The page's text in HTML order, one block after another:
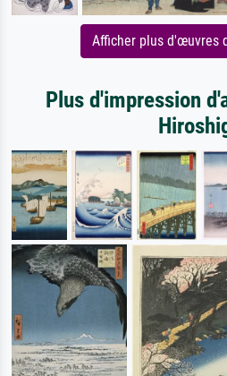
Afficher plus d'œuvres
Plus d'impression